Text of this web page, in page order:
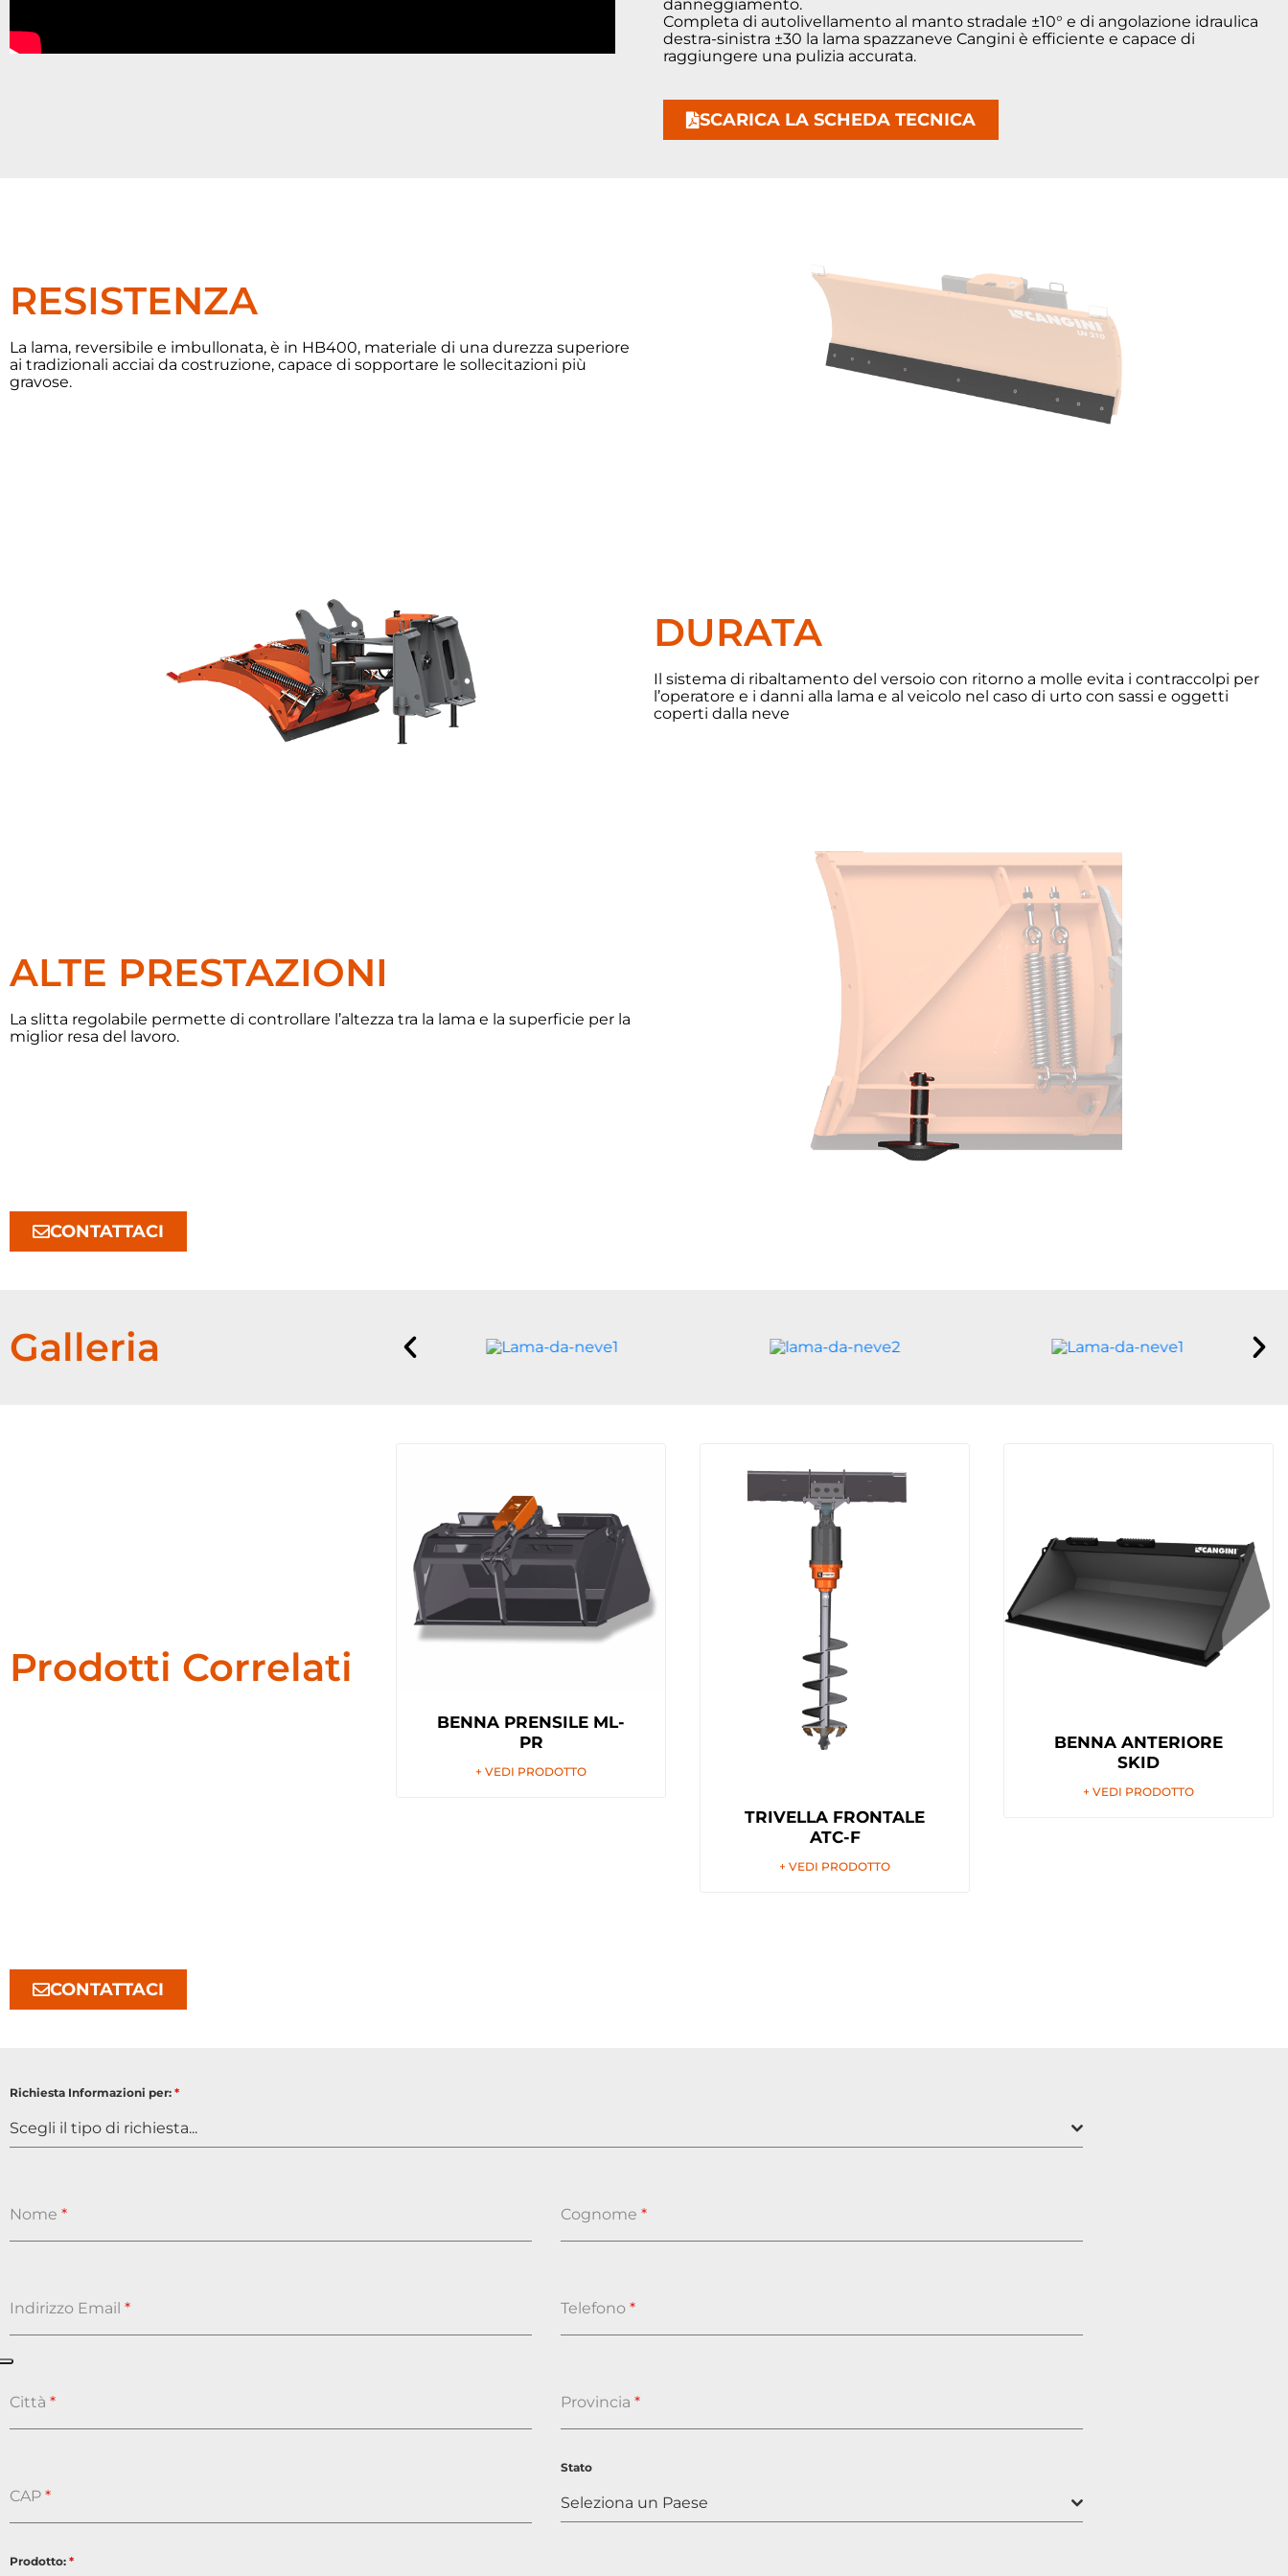
danneggiamento.
Completa di autolivellamento al manto stradale ±10° e di angolazione idraulica
destra-sinistra ±30 la lama spazzaneve Cangini è efficiente e capace di
raggiungere una pulizia accurata.
SCARICA LA SCHEDA TECNICA
RESISTENZA
La lama, reversibile e imbullonata, è in HB400, materiale di una durezza superiore
ai tradizionali acciai da costruzione, capace di sopportare le sollecitazioni più
gravose.
DURATA
Il sistema di ribaltamento del versoio con ritorno a molle evita i contraccolpi per
l’operatore e i danni alla lama e al veicolo nel caso di urto con sassi e oggetti
coperti dalla neve
ALTE PRESTAZIONI
La slitta regolabile permette di controllare l’altezza tra la lama e la superficie per la
miglior resa del lavoro.
CONTATTACI
Galleria
Prodotti Correlati
BENNA PRENSILE ML-
PR
+ VEDI PRODOTTO
TRIVELLA FRONTALE
ATC-F
+ VEDI PRODOTTO
BENNA ANTERIORE
SKID
+ VEDI PRODOTTO
CONTATTACI
Richiesta Informazioni per: *
Scegli il tipo di richiesta...
Nome * Cognome *
Indirizzo Email * Telefono *
Città * Provincia *
CAP *
Stato
Seleziona un Paese
Prodotto: *